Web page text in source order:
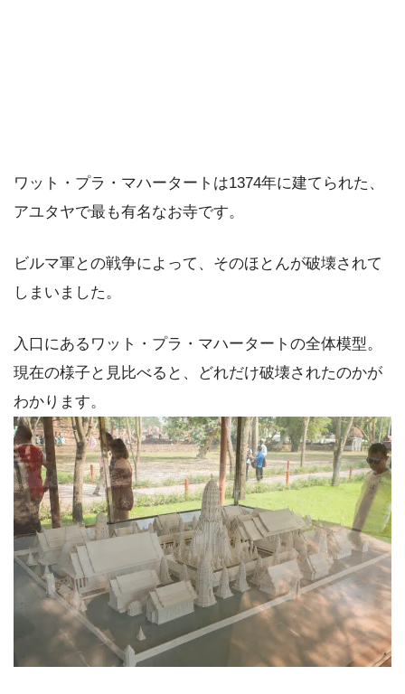
ワット・プラ・マハータートは1374年に建てられた、
アユタヤで最も有名なお寺です。
ビルマ軍との戦争によって、そのほとんが破壊されて
しまいました。
入口にあるワット・プラ・マハータートの全体模型。
現在の様子と見比べると、どれだけ破壊されたのかが
わかります。